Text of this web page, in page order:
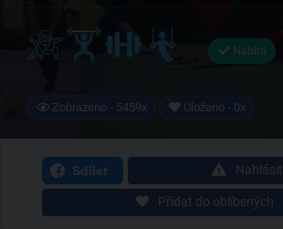
Nabírá
Zobrazeno - 5459x Uloženo - 0x
Nahlásit
Přidat do oblíbených
Sdílet